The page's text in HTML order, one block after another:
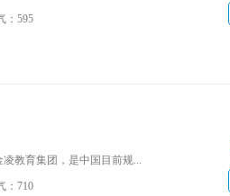
：595
教育集团，是中国目前规...
：710